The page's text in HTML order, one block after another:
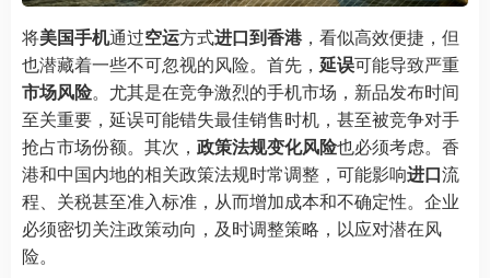
将美国手机通过空运方式进口到香港，看似高效便捷，但
也潜藏着一些不可忽视的风险。首先， 延误可能导致严重
市场风险。尤其是在竞争激烈的手机市场，新品发布时间
至关重要，延误可能错失最佳销售时机，甚至被竞争对手
抢占市场份额。其次， 政策法规变化风险也必须考虑。香
港和中国内地的相关政策法规时常调整，可能影响进口流
程、关税甚至准入标准，从而增加成本和不确定性。企业
必须密切关注政策动向，及时调整策略，以应对潜在风
险。